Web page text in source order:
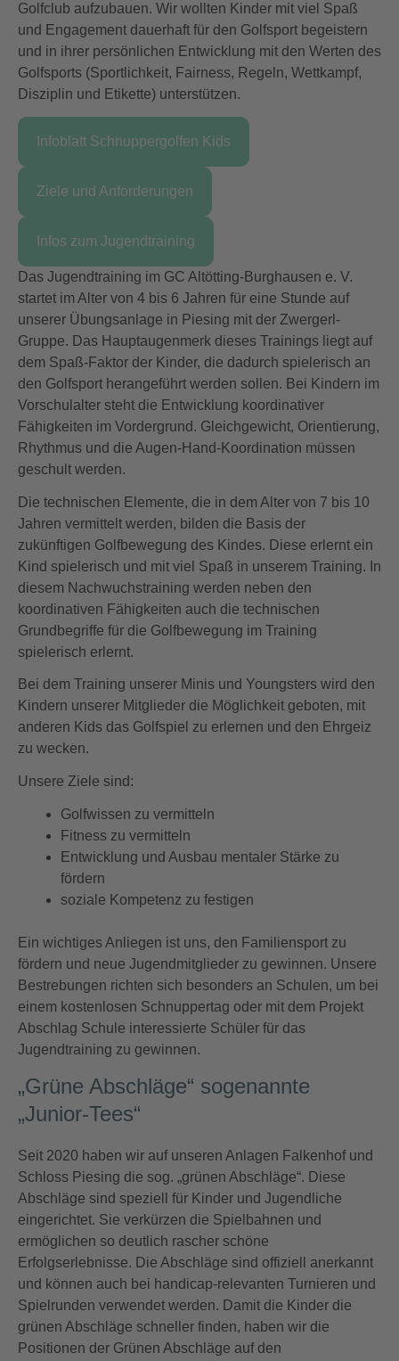
Golfclub aufzubauen. Wir wollten Kinder mit viel Spaß
und Engagement dauerhaft für den Golfsport begeistern
und in ihrer persönlichen Entwicklung mit den Werten des
Golfsports (Sportlichkeit, Fairness, Regeln, Wettkampf,
Disziplin und Etikette) unterstützen.
Infoblatt Schnuppergolfen Kids
Ziele und Anforderungen
Infos zum Jugendtraining
Das Jugendtraining im GC Altötting-Burghausen e. V.
startet im Alter von 4 bis 6 Jahren für eine Stunde auf
unserer Übungsanlage in Piesing mit der Zwergerl-
Gruppe. Das Hauptaugenmerk dieses Trainings liegt auf
dem Spaß-Faktor der Kinder, die dadurch spielerisch an
den Golfsport herangeführt werden sollen. Bei Kindern im
Vorschulalter steht die Entwicklung koordinativer
Fähigkeiten im Vordergrund. Gleichgewicht, Orientierung,
Rhythmus und die Augen-Hand-Koordination müssen
geschult werden.
Die technischen Elemente, die in dem Alter von 7 bis 10
Jahren vermittelt werden, bilden die Basis der
zukünftigen Golfbewegung des Kindes. Diese erlernt ein
Kind spielerisch und mit viel Spaß in unserem Training. In
diesem Nachwuchstraining werden neben den
koordinativen Fähigkeiten auch die technischen
Grundbegriffe für die Golfbewegung im Training
spielerisch erlernt.
Bei dem Training unserer Minis und Youngsters wird den
Kindern unserer Mitglieder die Möglichkeit geboten, mit
anderen Kids das Golfspiel zu erlernen und den Ehrgeiz
zu wecken.
Unsere Ziele sind:
Golfwissen zu vermitteln
Fitness zu vermitteln
Entwicklung und Ausbau mentaler Stärke zu
fördern
soziale Kompetenz zu festigen
Ein wichtiges Anliegen ist uns, den Familiensport zu
fördern und neue Jugendmitglieder zu gewinnen. Unsere
Bestrebungen richten sich besonders an Schulen, um bei
einem kostenlosen Schnuppertag oder mit dem Projekt
Abschlag Schule interessierte Schüler für das
Jugendtraining zu gewinnen.
„Grüne Abschläge“ sogenannte
„Junior-Tees“
Seit 2020 haben wir auf unseren Anlagen Falkenhof und
Schloss Piesing die sog. „grünen Abschläge“. Diese
Abschläge sind speziell für Kinder und Jugendliche
eingerichtet. Sie verkürzen die Spielbahnen und
ermöglichen so deutlich rascher schöne
Erfolgserlebnisse. Die Abschläge sind offiziell anerkannt
und können auch bei handicap-relevanten Turnieren und
Spielrunden verwendet werden. Damit die Kinder die
grünen Abschläge schneller finden, haben wir die
Positionen der Grünen Abschläge auf den